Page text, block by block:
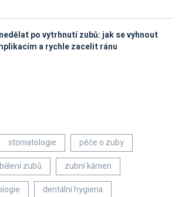
po vytrhnutí zubů: jak se vyhnout
a rychle zacelit ránu
stomatologie
péče o zuby
bělení zubů
zubní kámen
dentální hygiena